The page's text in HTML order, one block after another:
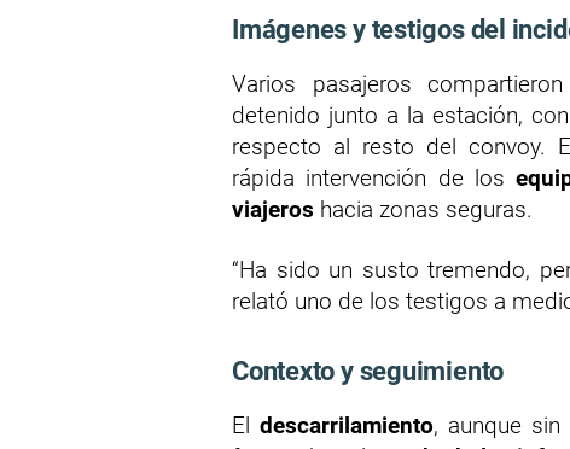
Imágenes y testigos del
Varios pasajeros
detenido junto a la estación,
respecto al resto del convoy.
rápida intervención de los
viajeros hacia zonas seguras.
“Ha sido un susto tremendo,
relató uno de los testigos a
Contexto y seguimiento
Eldescarrilamiento, aunque sin